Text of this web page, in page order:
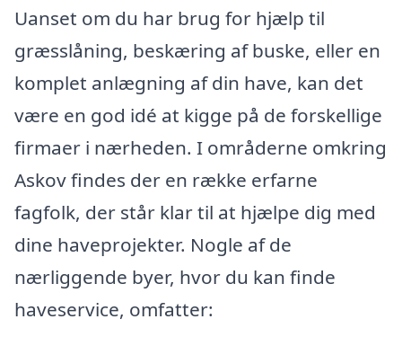
Uanset om du har brug for hjælp til
græsslåning, beskæring af buske, eller en
komplet anlægning af din have, kan det
være en god idé at kigge på de forskellige
firmaer i nærheden. I områderne omkring
Askov findes der en række erfarne
fagfolk, der står klar til at hjælpe dig med
dine haveprojekter. Nogle af de
nærliggende byer, hvor du kan finde
haveservice, omfatter: